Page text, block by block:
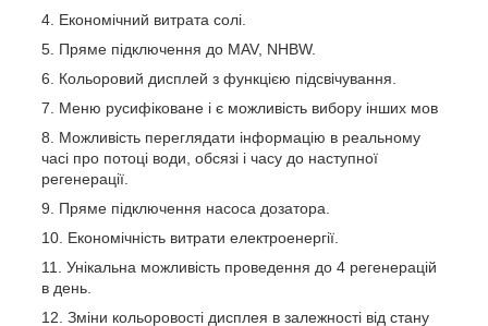
Економічний витрата солі.
Пряме підключення до MAV, NHBW.
Кольоровий дисплей з функцією підсвічування.
Меню русифіковане і є можливість вибору інших мов
Можливість переглядати інформацію в реальному
часі про потоці води, обсязі і часу до наступної
регенерації.
Пряме підключення насоса дозатора.
Економічність витрати електроенергії.
Унікальна можливість проведення до 4 регенерацій
в день.
Зміни кольоровості дисплея в залежності від стану